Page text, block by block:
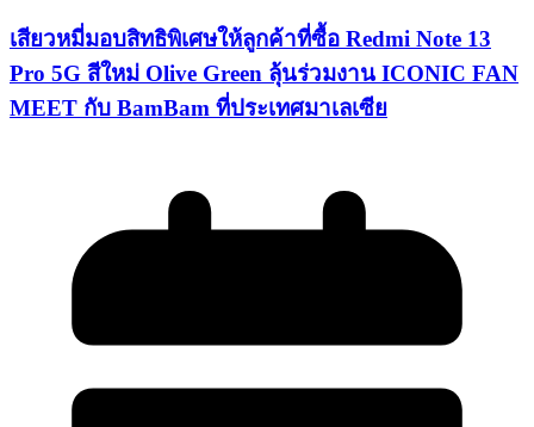
เสียวหมี่มอบสิทธิพิเศษให้ลูกค้าที่ซื้อ Redmi Note 13
Pro 5G สีใหม่ Olive Green ลุ้นร่วมงาน ICONIC FAN
MEET กับ BamBam ที่ประเทศมาเลเซีย